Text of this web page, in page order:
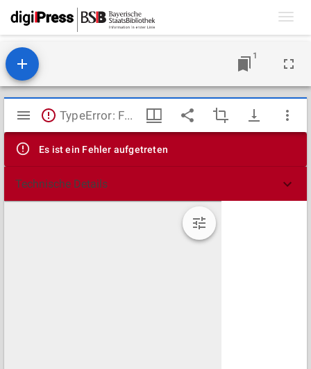
1
Mirador
Viewer
TypeError: Failed to fetch
Es ist ein Fehler aufgetreten
Technische Details